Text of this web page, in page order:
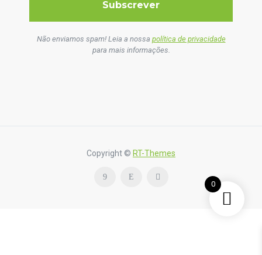
Não enviamos spam! Leia a nossa política de privacidade
para mais informações.
Copyright © RT-Themes
0